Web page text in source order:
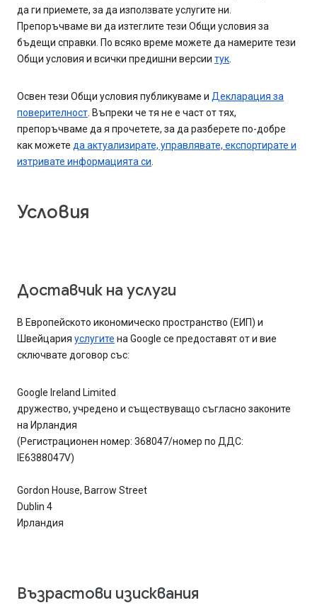
да ги приемете, за да използвате услугите ни.
Препоръчваме ви да изтеглите тези Общи условия за
бъдещи справки. По всяко време можете да намерите тези
Общи условия и всички предишни версии тук
Освен тези Общи условия публикуваме и Декларация за
поверителност . Въпреки че тя не е част от тях,
препоръчваме да я прочетете, за да разберете по-добре
как можете да актуализирате, управлявате, експортирате и
изтривате информацията си
Условия
Доставчик на услуги
В Европейското икономическо пространство (ЕИП) и
Швейцария услугите на Google се предоставят от и вие
сключвате договор със:
Google Ireland Limited
дружество, учредено и съществуващо съгласно законите
на Ирландия
(Регистрационен номер: 368047/номер по ДДС:
IE6388047V)
Gordon House, Barrow Street
Dublin 4
Ирландия
Възрастови изисквания